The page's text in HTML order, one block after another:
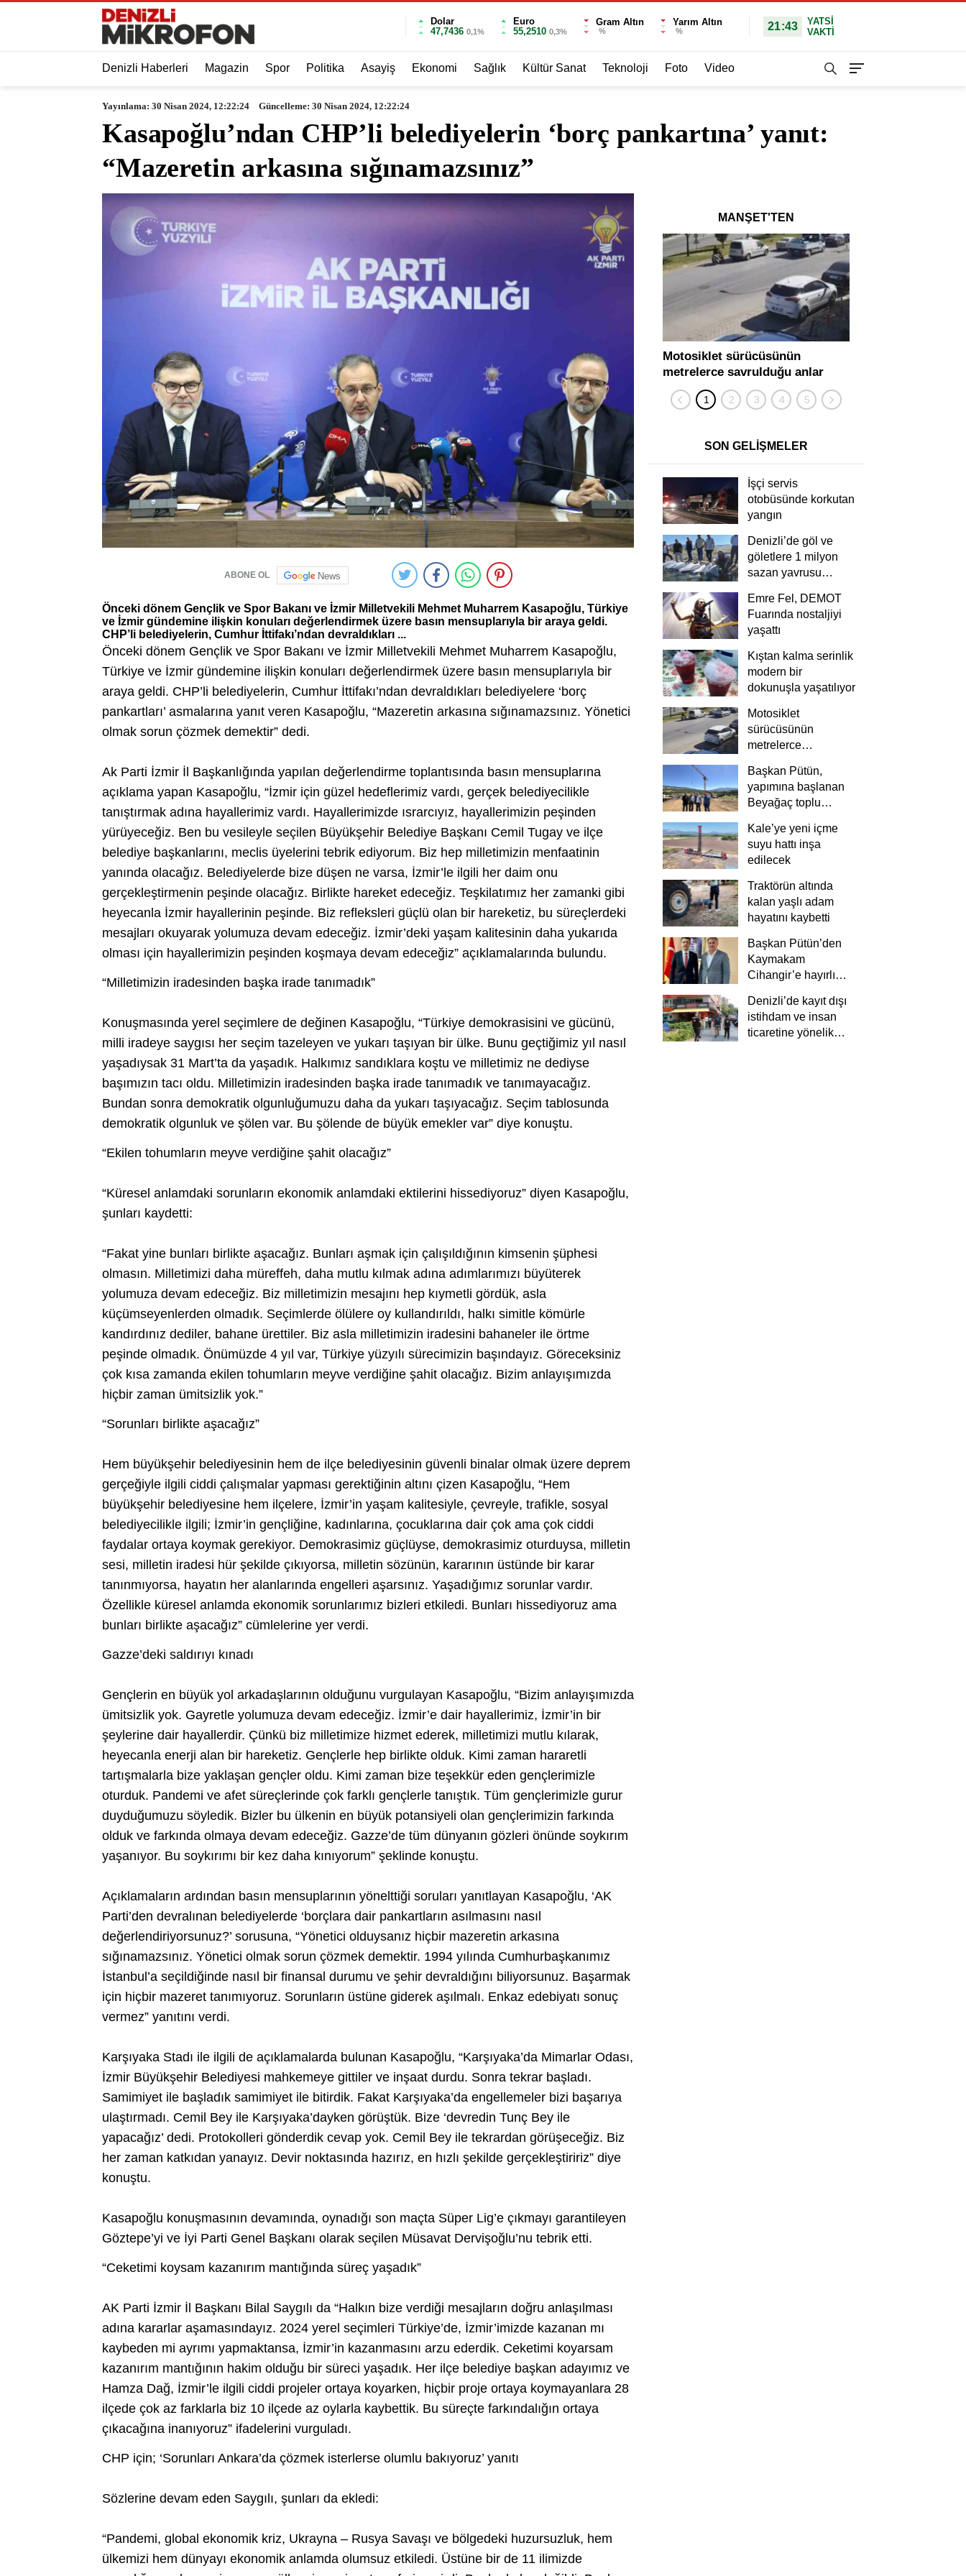
Dolar
47,7436 0,1%
Euro
55,2510 0,3%
Gram Altın
%
Yarım Altın
% 21:43
YATSI
VAKTİ
Denizli Haberleri Magazin Spor Politika Asayiş Ekonomi Sağlık Kültür Sanat Teknoloji Foto Video
Yayınlama: 30 Nisan 2024, 12:22:24 Güncelleme: 30 Nisan 2024, 12:22:24
Kasapoğlu’ndan CHP’li belediyelerin ‘borç pankartına’ yanıt:
“Mazeretin arkasına sığınamazsınız”
ABONE OL News
Önceki dönem Gençlik ve Spor Bakanı ve İzmir Milletvekili Mehmet Muharrem Kasapoğlu, Türkiye
ve İzmir gündemine ilişkin konuları değerlendirmek üzere basın mensuplarıyla bir araya geldi.
CHP’li belediyelerin, Cumhur İttifakı’ndan devraldıkları ...
Önceki dönem Gençlik ve Spor Bakanı ve İzmir Milletvekili Mehmet Muharrem Kasapoğlu,
Türkiye ve İzmir gündemine ilişkin konuları değerlendirmek üzere basın mensuplarıyla bir
araya geldi. CHP’li belediyelerin, Cumhur İttifakı’ndan devraldıkları belediyelere ‘borç
pankartları’ asmalarına yanıt veren Kasapoğlu, “Mazeretin arkasına sığınamazsınız. Yönetici
olmak sorun çözmek demektir” dedi.
Ak Parti İzmir İl Başkanlığında yapılan değerlendirme toplantısında basın mensuplarına
açıklama yapan Kasapoğlu, “İzmir için güzel hedeflerimiz vardı, gerçek belediyecilikle
tanıştırmak adına hayallerimiz vardı. Hayallerimizde ısrarcıyız, hayallerimizin peşinden
yürüyeceğiz. Ben bu vesileyle seçilen Büyükşehir Belediye Başkanı Cemil Tugay ve ilçe
belediye başkanlarını, meclis üyelerini tebrik ediyorum. Biz hep milletimizin menfaatinin
yanında olacağız. Belediyelerde bize düşen ne varsa, İzmir’le ilgili her daim onu
gerçekleştirmenin peşinde olacağız. Birlikte hareket edeceğiz. Teşkilatımız her zamanki gibi
heyecanla İzmir hayallerinin peşinde. Biz refleksleri güçlü olan bir hareketiz, bu süreçlerdeki
mesajları okuyarak yolumuza devam edeceğiz. İzmir’deki yaşam kalitesinin daha yukarıda
olması için hayallerimizin peşinden koşmaya devam edeceğiz” açıklamalarında bulundu.
“Milletimizin iradesinden başka irade tanımadık”
Konuşmasında yerel seçimlere de değinen Kasapoğlu, “Türkiye demokrasisini ve gücünü,
milli iradeye saygısı her seçim tazeleyen ve yukarı taşıyan bir ülke. Bunu geçtiğimiz yıl nasıl
yaşadıysak 31 Mart’ta da yaşadık. Halkımız sandıklara koştu ve milletimiz ne dediyse
başımızın tacı oldu. Milletimizin iradesinden başka irade tanımadık ve tanımayacağız.
Bundan sonra demokratik olgunluğumuzu daha da yukarı taşıyacağız. Seçim tablosunda
demokratik olgunluk ve şölen var. Bu şölende de büyük emekler var” diye konuştu.
“Ekilen tohumların meyve verdiğine şahit olacağız”
“Küresel anlamdaki sorunların ekonomik anlamdaki ektilerini hissediyoruz” diyen Kasapoğlu,
şunları kaydetti:
“Fakat yine bunları birlikte aşacağız. Bunları aşmak için çalışıldığının kimsenin şüphesi
olmasın. Milletimizi daha müreffeh, daha mutlu kılmak adına adımlarımızı büyüterek
yolumuza devam edeceğiz. Biz milletimizin mesajını hep kıymetli gördük, asla
küçümseyenlerden olmadık. Seçimlerde ölülere oy kullandırıldı, halkı simitle kömürle
kandırdınız dediler, bahane ürettiler. Biz asla milletimizin iradesini bahaneler ile örtme
peşinde olmadık. Önümüzde 4 yıl var, Türkiye yüzyılı sürecimizin başındayız. Göreceksiniz
çok kısa zamanda ekilen tohumların meyve verdiğine şahit olacağız. Bizim anlayışımızda
hiçbir zaman ümitsizlik yok.”
“Sorunları birlikte aşacağız”
Hem büyükşehir belediyesinin hem de ilçe belediyesinin güvenli binalar olmak üzere deprem
gerçeğiyle ilgili ciddi çalışmalar yapması gerektiğinin altını çizen Kasapoğlu, “Hem
büyükşehir belediyesine hem ilçelere, İzmir’in yaşam kalitesiyle, çevreyle, trafikle, sosyal
belediyecilikle ilgili; İzmir’in gençliğine, kadınlarına, çocuklarına dair çok ama çok ciddi
faydalar ortaya koymak gerekiyor. Demokrasimiz güçlüyse, demokrasimiz oturduysa, milletin
sesi, milletin iradesi hür şekilde çıkıyorsa, milletin sözünün, kararının üstünde bir karar
tanınmıyorsa, hayatın her alanlarında engelleri aşarsınız. Yaşadığımız sorunlar vardır.
Özellikle küresel anlamda ekonomik sorunlarımız bizleri etkiledi. Bunları hissediyoruz ama
bunları birlikte aşacağız” cümlelerine yer verdi.
Gazze’deki saldırıyı kınadı
Gençlerin en büyük yol arkadaşlarının olduğunu vurgulayan Kasapoğlu, “Bizim anlayışımızda
ümitsizlik yok. Gayretle yolumuza devam edeceğiz. İzmir’e dair hayallerimiz, İzmir’in bir
şeylerine dair hayallerdir. Çünkü biz milletimize hizmet ederek, milletimizi mutlu kılarak,
heyecanla enerji alan bir hareketiz. Gençlerle hep birlikte olduk. Kimi zaman hararetli
tartışmalarla bize yaklaşan gençler oldu. Kimi zaman bize teşekkür eden gençlerimizle
oturduk. Pandemi ve afet süreçlerinde çok farklı gençlerle tanıştık. Tüm gençlerimizle gurur
duyduğumuzu söyledik. Bizler bu ülkenin en büyük potansiyeli olan gençlerimizin farkında
olduk ve farkında olmaya devam edeceğiz. Gazze’de tüm dünyanın gözleri önünde soykırım
yaşanıyor. Bu soykırımı bir kez daha kınıyorum” şeklinde konuştu.
Açıklamaların ardından basın mensuplarının yönelttiği soruları yanıtlayan Kasapoğlu, ‘AK
Parti’den devralınan belediyelerde ‘borçlara dair pankartların asılmasını nasıl
değerlendiriyorsunuz?’ sorusuna, “Yönetici olduysanız hiçbir mazeretin arkasına
sığınamazsınız. Yönetici olmak sorun çözmek demektir. 1994 yılında Cumhurbaşkanımız
İstanbul’a seçildiğinde nasıl bir finansal durumu ve şehir devraldığını biliyorsunuz. Başarmak
için hiçbir mazeret tanımıyoruz. Sorunların üstüne giderek aşılmalı. Enkaz edebiyatı sonuç
vermez” yanıtını verdi.
Karşıyaka Stadı ile ilgili de açıklamalarda bulunan Kasapoğlu, “Karşıyaka’da Mimarlar Odası,
İzmir Büyükşehir Belediyesi mahkemeye gittiler ve inşaat durdu. Sonra tekrar başladı.
Samimiyet ile başladık samimiyet ile bitirdik. Fakat Karşıyaka’da engellemeler bizi başarıya
ulaştırmadı. Cemil Bey ile Karşıyaka’dayken görüştük. Bize ‘devredin Tunç Bey ile
yapacağız’ dedi. Protokolleri gönderdik cevap yok. Cemil Bey ile tekrardan görüşeceğiz. Biz
her zaman katkıdan yanayız. Devir noktasında hazırız, en hızlı şekilde gerçekleştiririz” diye
konuştu.
Kasapoğlu konuşmasının devamında, oynadığı son maçta Süper Lig’e çıkmayı garantileyen
Göztepe’yi ve İyi Parti Genel Başkanı olarak seçilen Müsavat Dervişoğlu’nu tebrik etti.
“Ceketimi koysam kazanırım mantığında süreç yaşadık”
AK Parti İzmir İl Başkanı Bilal Saygılı da “Halkın bize verdiği mesajların doğru anlaşılması
adına kararlar aşamasındayız. 2024 yerel seçimleri Türkiye’de, İzmir’imizde kazanan mı
kaybeden mi ayrımı yapmaktansa, İzmir’in kazanmasını arzu ederdik. Ceketimi koyarsam
kazanırım mantığının hakim olduğu bir süreci yaşadık. Her ilçe belediye başkan adayımız ve
Hamza Dağ, İzmir’le ilgili ciddi projeler ortaya koyarken, hiçbir proje ortaya koymayanlara 28
ilçede çok az farklarla biz 10 ilçede az oylarla kaybettik. Bu süreçte farkındalığın ortaya
çıkacağına inanıyoruz” ifadelerini vurguladı.
CHP için; ‘Sorunları Ankara’da çözmek isterlerse olumlu bakıyoruz’ yanıtı
Sözlerine devam eden Saygılı, şunları da ekledi:
“Pandemi, global ekonomik kriz, Ukrayna – Rusya Savaşı ve bölgedeki huzursuzluk, hem
ülkemizi hem dünyayı ekonomik anlamda olumsuz etkiledi. Üstüne bir de 11 ilimizde
MANŞET'TEN
Motosiklet sürücüsünün
metrelerce savrulduğu anlar
güvenlik kamerasında
SON GELİŞMELER
İşçi servis
otobüsünde korkutan
yangın
Denizli’de göl ve
göletlere 1 milyon
sazan yavrusu
Emre Fel, DEMOT
Fuarında nostaljiyi
yaşattı
Kıştan kalma serinlik
modern bir
dokunuşla yaşatılıyor
Motosiklet
sürücüsünün
metrelerce
güvenlik
kamerasında
Başkan Pütün,
yapımına başlanan
Beyağaç toplu
Kale’ye yeni içme
suyu hattı inşa
edilecek
Traktörün altında
kalan yaşlı adam
hayatını kaybetti
Başkan Pütün’den
Kaymakam
Cihangir’e hayırlı
Denizli’de kayıt dışı
istihdam ve insan
ticaretine yönelik